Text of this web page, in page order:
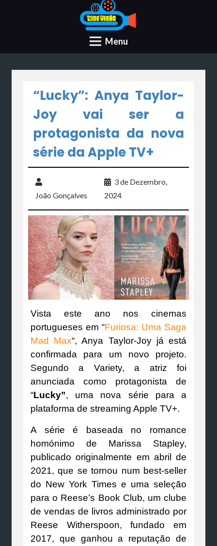
Menu
“Lucky”: Anya Taylor-
Joy vai ser a
protagonista da nova
série da Apple TV+
João Gonçalves
3 de Dezembro,
2024
Vista este ano nos cinemas
portugueses em “Furiosa: Uma Saga
Mad Max“, Anya Taylor-Joy já está
confirmada para um novo projeto.
Segundo a Variety, a atriz foi
anunciada como protagonista de
“Lucky”, uma nova série para a
plataforma de streaming Apple TV+.
A série é baseada no romance
homónimo de Marissa Stapley,
publicado originalmente em abril de
2021, que se tornou num best-seller
do New York Times e uma seleção
para o Reese’s Book Club, um clube
de vendas de livros administrado por
Reese Witherspoon, fundado em
2017, que ganhou a reputação de